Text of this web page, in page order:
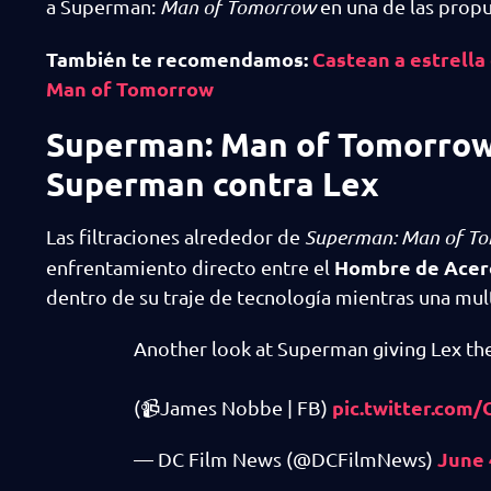
a Superman: Man of Tomorrowen una de las
También te recomendamos: Castean a
Man of Tomorrow
Superman: Man of
Superman contra Lex
Las filtraciones alrededor de Superman: Man of
enfrentamiento directo entre el Hombre de
dentro de su traje de tecnología mientras una
Another look at Superman giving Lex
(📹James Nobbe | FB) pic.twitter.com/
— DC Film News (@DCFilmNews) June